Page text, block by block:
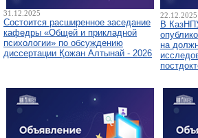
31.12.2025
Состоится расширенное заседание
кафедры «Общей и прикладной
психологии» по обсуждению
диссертации Қожан Алтынай - 2026
22.12.2025
В
на